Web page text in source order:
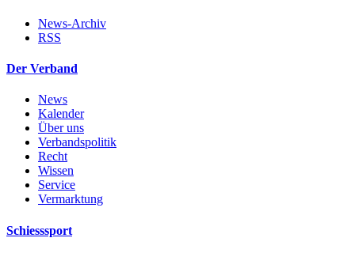
News-Archiv
RSS
Der Verband
News
Kalender
Über uns
Verbandspolitik
Recht
Wissen
Service
Vermarktung
Schiesssport